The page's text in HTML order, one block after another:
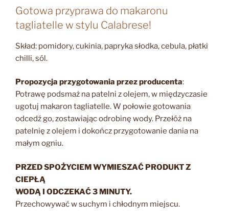
Gotowa przyprawa do makaronu
tagliatelle w stylu Calabrese!
Skład: pomidory, cukinia, papryka słodka, cebula, płatki
chilli, sól.
Propozycja przygotowania przez producenta:
Potrawę podsmaż na patelni z olejem, w międzyczasie
ugotuj makaron tagliatelle. W połowie gotowania
odcedź go, zostawiając odrobinę wody. Przełóż na
patelnię z olejem i dokończ przygotowanie dania na
małym ogniu.
PRZED SPOŻYCIEM WYMIESZAĆ PRODUKT Z
CIEPŁĄ
WODĄ I ODCZEKAĆ 3 MINUTY.
Przechowywać w suchym i chłodnym miejscu.